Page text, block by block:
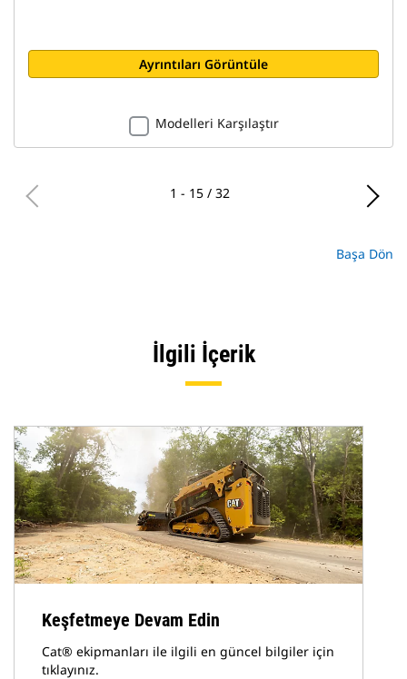
Ayrıntıları Görüntüle
Modelleri Karşılaştır
1 - 15 / 32
Başa Dön
İlgili İçerik
Keşfetmeye Devam Edin
Cat® ekipmanları ile ilgili en güncel bilgiler için
tıklayınız.